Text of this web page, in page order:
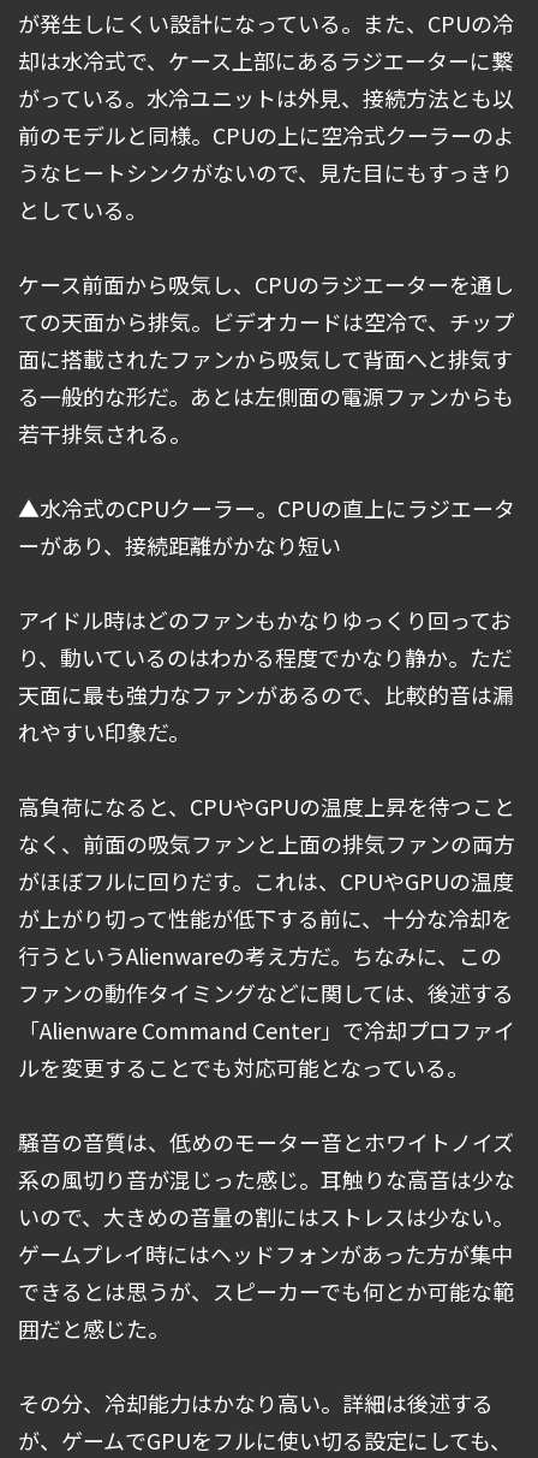
が発生しにくい設計になっている。また、CPUの冷
却は水冷式で、ケース上部にあるラジエーターに繋
がっている。水冷ユニットは外見、接続方法とも以
前のモデルと同様。CPUの上に空冷式クーラーのよ
うなヒートシンクがないので、見た目にもすっきり
としている。
ケース前面から吸気し、CPUのラジエーターを通し
ての天面から排気。ビデオカードは空冷で、チップ
面に搭載されたファンから吸気して背面へと排気す
る一般的な形だ。あとは左側面の電源ファンからも
若干排気される。
▲水冷式のCPUクーラー。CPUの直上にラジエータ
ーがあり、接続距離がかなり短い
アイドル時はどのファンもかなりゆっくり回ってお
り、動いているのはわかる程度でかなり静か。ただ
天面に最も強力なファンがあるので、比較的音は漏
れやすい印象だ。
高負荷になると、CPUやGPUの温度上昇を待つこと
なく、前面の吸気ファンと上面の排気ファンの両方
がほぼフルに回りだす。これは、CPUやGPUの温度
が上がり切って性能が低下する前に、十分な冷却を
行うというAlienwareの考え方だ。ちなみに、この
ファンの動作タイミングなどに関しては、後述する
「Alienware Command Center」で冷却プロファイ
ルを変更することでも対応可能となっている。
騒音の音質は、低めのモーター音とホワイトノイズ
系の風切り音が混じった感じ。耳触りな高音は少な
いので、大きめの音量の割にはストレスは少ない。
ゲームプレイ時にはヘッドフォンがあった方が集中
できるとは思うが、スピーカーでも何とか可能な範
囲だと感じた。
その分、冷却能力はかなり高い。詳細は後述する
が、ゲームでGPUをフルに使い切る設定にしても、